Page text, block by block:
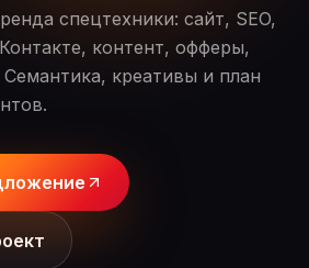
спецтехники: сайт, SEO,
контент, офферы,
Семантика, креативы и план